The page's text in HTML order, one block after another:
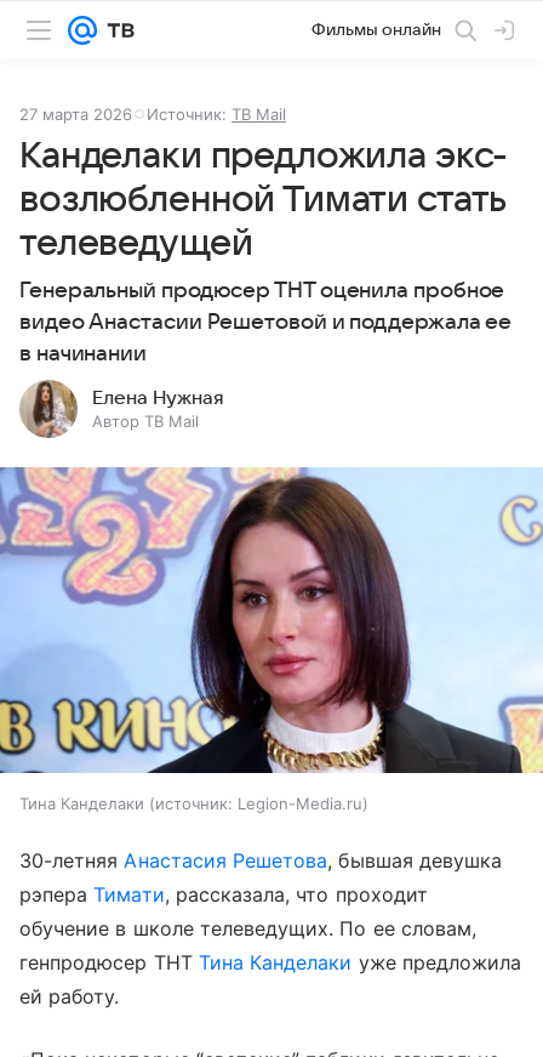
Фильмы онлайн
27 марта 2026 Источник: ТВ Mail
Канделаки предложила экс-
возлюбленной Тимати стать
телеведущей
Генеральный продюсер ТНТ оценила пробное
видео Анастасии Решетовой и поддержала ее
в начинании
Елена Нужная
Автор ТВ Mail
Тина Канделаки источник: Legion-Media.ru
30-летняяАнастасия Решетова, бывшая девушка
рэпераТимати, рассказала, что проходит
обучение в школе телеведущих. По ее словам,
генпродюсер ТНТ Тина Канделаки уже предложила
ей работу.